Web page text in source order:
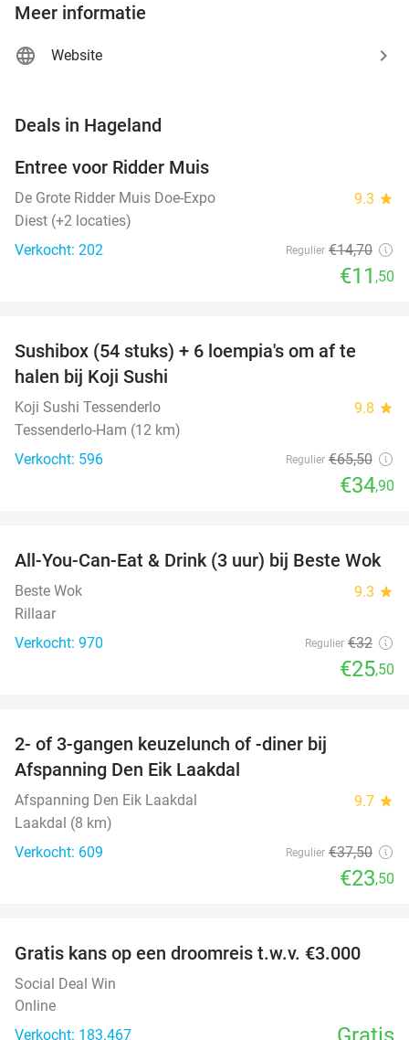
Meer informatie
Website
Deals in Hageland
TODAY
Entree voor Ridder Muis
De Grote Ridder Muis Doe-Expo 9.3 star
Diest (+2 locaties)
Verkocht: 202
Regulier €14,70
€11 ,50
47%
Sushibox (54 stuks) + 6 loempia's om af te
halen bij Koji Sushi
Koji Sushi Tessenderlo 9.8 star
Tessenderlo-Ham (12 km)
Verkocht: 596
Regulier €65,50
€34,90
20%
All-You-Can-Eat & Drink (3 uur) bij Beste Wok
Beste Wok 9.3 star
Rillaar
Verkocht: 970
Regulier €32
€25,50
2- of 3-gangen keuzelunch of -diner bij
Afspanning Den Eik Laakdal
Afspanning Den Eik Laakdal 9.7 star
Laakdal (8 km)
Verkocht: 609
Regulier €37,50
€23,50
Gratis kans op een droomreis t.w.v. €3.000
Social Deal Win
Online
Verkocht: 183.467